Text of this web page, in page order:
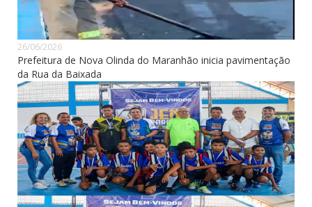
26/06/2026
Prefeitura de Nova Olinda do Maranhão inicia pavimentação
da Rua da Baixada